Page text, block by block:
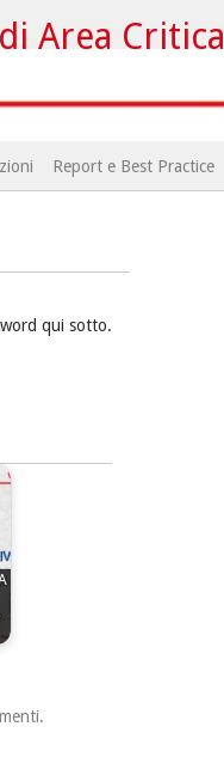
Area Critica
Report e Best Practice
qui sotto.